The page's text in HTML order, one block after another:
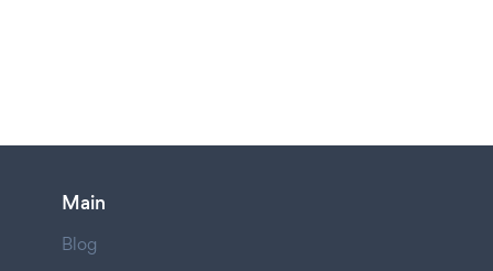
Main
Blog